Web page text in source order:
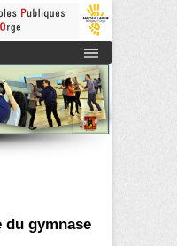
de Brétigny-sur-Orge
du gymnase